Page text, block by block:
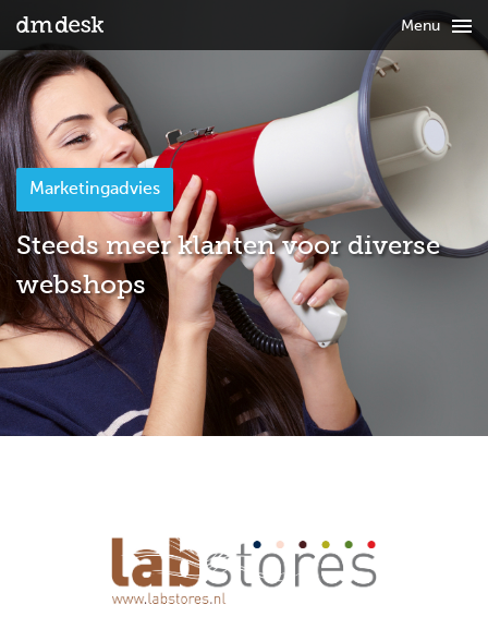
Marketingadvies
Steeds meer klanten voor diverse
webshops
Menu 